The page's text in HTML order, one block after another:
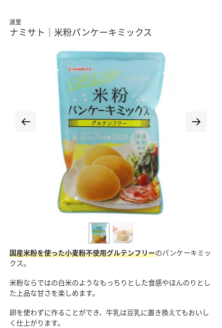
波里
ナミサト｜米粉パンケーキミックス
国産米粉を使った小麦粉不使用グルテンフリーのパンケーキミッ
クス。
米粉ならではの白米のようなもっちりとした食感やほんのりとし
た上品な甘さを楽しめます。
卵を使わずに作ることができ、牛乳は豆乳に置き換えてもおいし
く仕上がります。